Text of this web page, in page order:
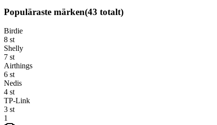
Populäraste märken(43 totalt)
Birdie
8 st
Shelly
7 st
Airthings
6 st
Nedis
4 st
TP-Link
3 st
1